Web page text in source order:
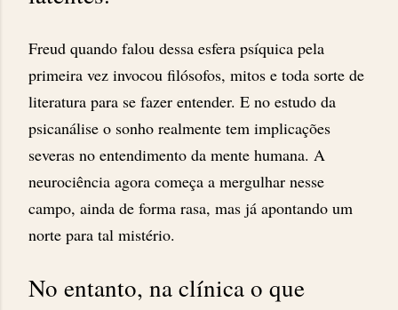
Freud quando falou dessa esfera psíquica pela
primeira vez invocou filósofos, mitos e toda sorte de
literatura para se fazer entender. E no estudo da
psicanálise o sonho realmente tem implicações
severas no entendimento da mente humana. A
neurociência agora começa a mergulhar nesse
campo, ainda de forma rasa, mas já apontando um
norte para tal mistério.
No entanto, na clínica o que